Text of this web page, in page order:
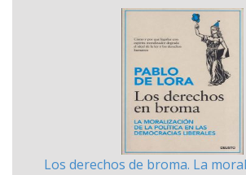
Los derechos de broma. La